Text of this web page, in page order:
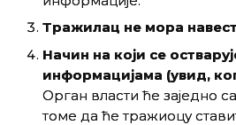
Тражилац не мора
Начин на који се
информацијама (увид,
Орган власти ће заједно
томе да ће тражиоцу